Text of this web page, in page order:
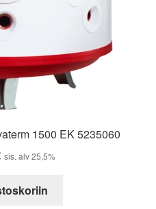
1500 EK 5235060
sis. alv 25,5%